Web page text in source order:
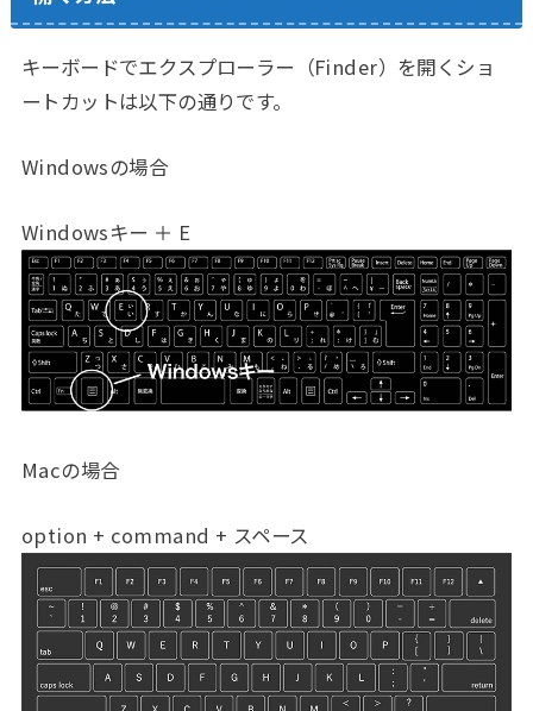
キーボードでエクスプローラー（Finder）を開くショ
ートカットは以下の通りです。
Windowsの場合
Windowsキー ＋ E
Macの場合
option + command + スペース